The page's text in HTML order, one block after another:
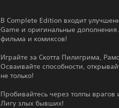
В Complete Edition входит
Game и оригинальные
фильма и комиксов!
Играйте за Скотта Пилигрима,
Осваивайте способности,
не только!
Пробивайтесь через толпы
Лигу злых бывших!